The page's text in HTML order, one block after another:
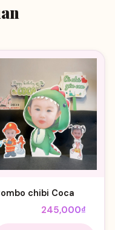
chibi Coca
Giá
gốc
245,000₫
hiện